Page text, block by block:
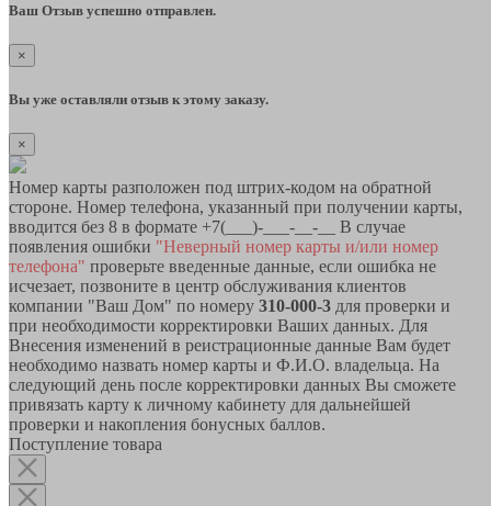
Ваш Отзыв успешно отправлен.
×
Вы уже оставляли отзыв к этому заказу.
×
Номер карты разположен под штрих-кодом на обратной
стороне. Номер телефона, указанный при получении карты,
вводится без 8 в формате +7(___)-___-__-__ В случае
появления ошибки "Неверный номер карты и/или номер
телефона" проверьте введенные данные, если ошибка не
исчезает, позвоните в центр обслуживания клиентов
компании "Ваш Дом" по номеру 310-000-3 для проверки и
при необходимости корректировки Ваших данных. Для
Внесения изменений в реистрационные данные Вам будет
необходимо назвать номер карты и Ф.И.О. владельца. На
следующий день после корректировки данных Вы сможете
привязать карту к личному кабинету для дальнейшей
проверки и накопления бонусных баллов.
Поступление товара